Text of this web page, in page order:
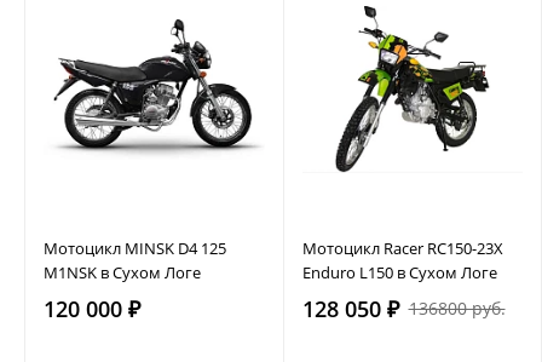
Мотоцикл MINSK D4 125
M1NSK в Сухом Логе
120 000 ₽
Мотоцикл Racer RC150-23X
Enduro L150 в Сухом Логе
128 050 ₽ 136800 руб.